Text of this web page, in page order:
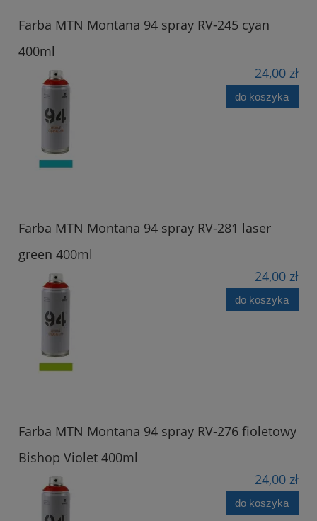
Farba MTN Montana 94 spray RV-245 cyan
400ml
24,00 zł
do koszyka
Farba MTN Montana 94 spray RV-281 laser
green 400ml
24,00 zł
do koszyka
Farba MTN Montana 94 spray RV-276 fioletowy
Bishop Violet 400ml
24,00 zł
do koszyka